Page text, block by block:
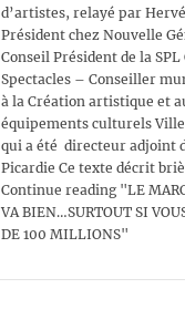
d’artistes, relayé par
Président chez Nouvelle
Conseil Président de la SPL
Spectacles – Conseiller
à la Création artistique et
équipements culturels
qui a été directeur adjoint
Picardie Ce texte décrit
Continue reading "LE
VA BIEN…SURTOUT SI
DE 100 MILLIONS"